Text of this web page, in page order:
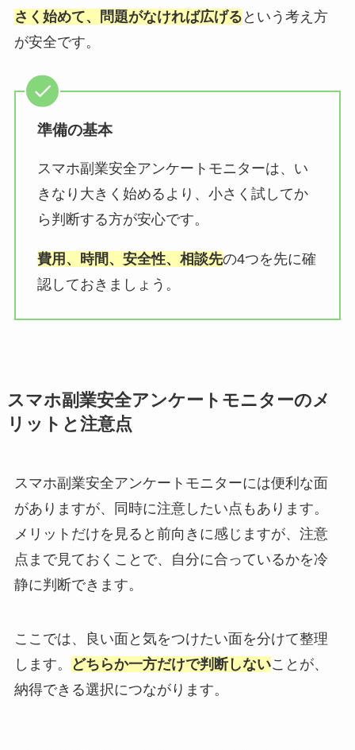
さく始めて、問題がなければ広げる という考え方
が安全です。
準備の基本
スマホ副業安全アンケートモニターは、い
きなり大きく始めるより、小さく試してか
ら判断する方が安心です。
費用、時間、安全性、相談先の4つを先に確
認しておきましょう。
スマホ副業安全アンケートモニターのメ
リットと注意点
スマホ副業安全アンケートモニターには便利な面
がありますが、同時に注意したい点もあります。
メリットだけを見ると前向きに感じますが、注意
点まで見ておくことで、自分に合っているかを冷
静に判断できます。
ここでは、良い面と気をつけたい面を分けて整理
します。
どちらか一方だけで判断しないことが、
納得できる選択につながります。